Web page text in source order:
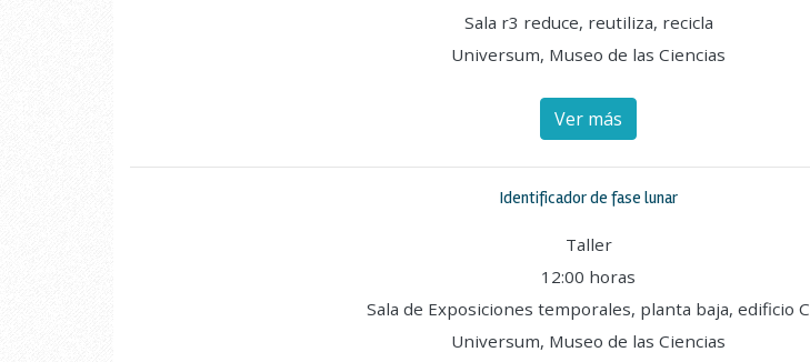
Sala r3 reduce, reutiliza, recicla
Universum, Museo de las Ciencias
Ver más
Identificador de fase lunar
Taller
12:00 horas
Sala de Exposiciones temporales, planta baja, edificio C
Universum, Museo de las Ciencias